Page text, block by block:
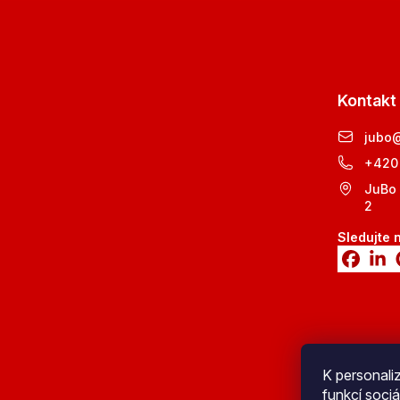
K
funkcí
Kontakt
jubo
+420
2
Sledujte